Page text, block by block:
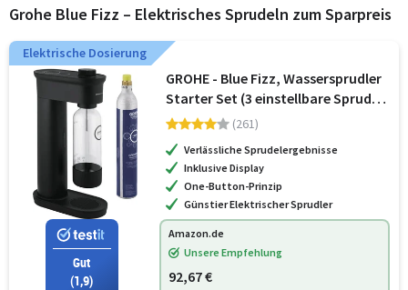
Grohe Blue Fizz – Elektrisches Sprudeln zum Sparpreis
Elektrische Dosierung
Gut
(1,9)
GROHE - Blue Fizz, Wassersprudler
Starter Set (3 einstellbare Sprudel-
Stufen, ohne CO2 Flasche, 1x 0,85l
Reinigungspulver), schwarz,
31943K00
(261)
Verlässliche Sprudelergebnisse
Inklusive Display
One-Button-Prinzip
Günstier Elektrischer Sprudler
Amazon.de
Unsere Empfehlung
92,67 €